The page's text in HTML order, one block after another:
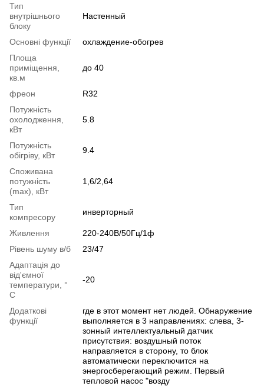
Тип
внутрішнього
блоку
Настенный
Основні функції
охлаждение-обогрев
Площа
приміщення,
кв.м
до 40
фреон
R32
Потужність
охолодження,
кВт
5.8
Потужність
обігріву, кВт
9.4
Споживана
потужність
(max), кВт
1,6/2,64
Тип
компресору
инверторный
Живлення
220-240В/50Гц/1ф
Рівень шуму в/б
23/47
Адаптація до
від'ємної
температури, °
C
-20
Додаткові
функції
где в этот момент нет людей. Обнаружение
выполняется в 3 направлениях: слева, 3-
зонный интеллектуальный датчик
присутствия: воздушный поток
направляется в сторону, то блок
автоматически переключится на
энергосберегающий режим. Первый
тепловой насос "возду